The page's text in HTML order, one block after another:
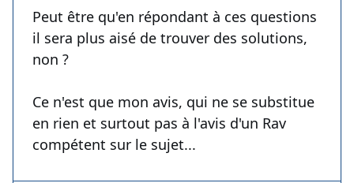
Peut être qu'en répondant à ces questions
il sera plus aisé de trouver des solutions,
non ?
Ce n'est que mon avis, qui ne se substitue
en rien et surtout pas à l'avis d'un Rav
compétent sur le sujet...